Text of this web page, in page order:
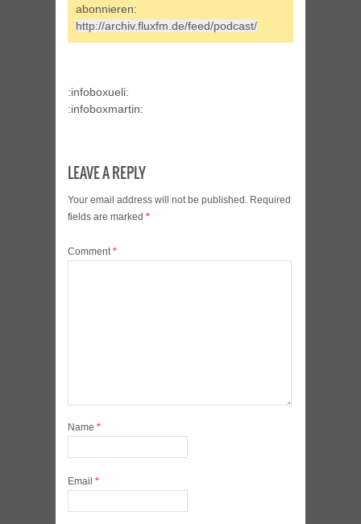
abonnieren:
http://archiv.fluxfm.de/feed/podcast/
:infoboxueli:
:infoboxmartin:
LEAVE A REPLY
Your email address will not be published. Required
fields are marked *
Comment*
Name *
Email *